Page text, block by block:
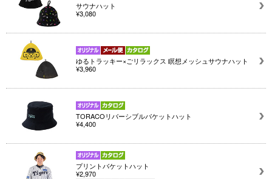
サウナハット
¥3,080
ゆるトラッキー×ごリラックス 瞑想メッシュサウナハット
¥3,960
TORACOリバーシブルバケットハット
¥4,400
プリントバケットハット
¥2,970